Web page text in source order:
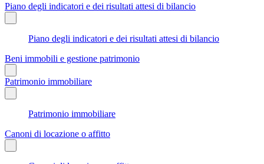
Piano degli indicatori e dei risultati attesi di bilancio
Piano degli indicatori e dei risultati attesi di bilancio
Beni immobili e gestione patrimonio
Patrimonio immobiliare
Patrimonio immobiliare
Canoni di locazione o affitto